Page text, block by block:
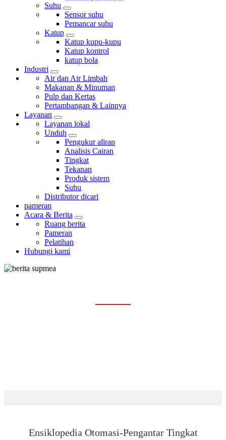
Suhu
Sensor suhu
Pemancar suhu
Katup
Katup kupu-kupu
Katup kontrol
katup bola
Industri
Air dan Air Limbah
Makanan & Minuman
Pulp dan Kertas
Pertambangan & Lainnya
Layanan
Layanan lokal
Unduh
Pengukur aliran
Analisis Cairan
Tingkat
Tekanan
Produk sistem
Suhu
Distributor dicari
pameran
Acara & Berita
Ruang berita
Pameran
Pelatihan
Hubungi kami
Ensiklopedia Otomasi-Pengantar Tingkat